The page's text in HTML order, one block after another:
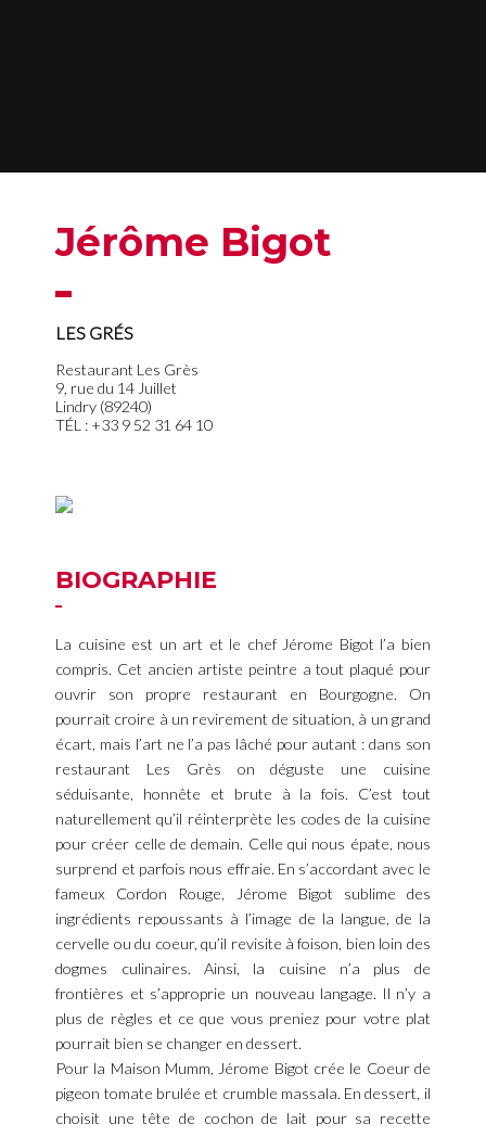
Jérôme Bigot
LES GRÉS
Restaurant Les Grès
9, rue du 14 Juillet
Lindry (89240)
TÉL : +33 9 52 31 64 10
BIOGRAPHIE
La cuisine est un art et le chef Jérome Bigot l’a bien
compris. Cet ancien artiste peintre a tout plaqué pour
ouvrir son propre restaurant en Bourgogne. On
pourrait croire à un revirement de situation, à un grand
écart, mais l’art ne l’a pas lâché pour autant : dans son
restaurant Les Grès on déguste une cuisine
séduisante, honnête et brute à la fois. C’est tout
naturellement qu’il réinterprète les codes de la cuisine
pour créer celle de demain. Celle qui nous épate, nous
surprend et parfois nous effraie. En s’accordant avec le
fameux Cordon Rouge, Jérome Bigot sublime des
ingrédients repoussants à l’image de la langue, de la
cervelle ou du coeur, qu’il revisite à foison, bien loin des
dogmes culinaires. Ainsi, la cuisine n’a plus de
frontières et s’approprie un nouveau langage. Il n’y a
plus de règles et ce que vous preniez pour votre plat
pourrait bien se changer en dessert.
Pour la Maison Mumm, Jérome Bigot crée le Coeur de
pigeon tomate brulée et crumble massala. En dessert, il
choisit une tête de cochon de lait pour sa recette